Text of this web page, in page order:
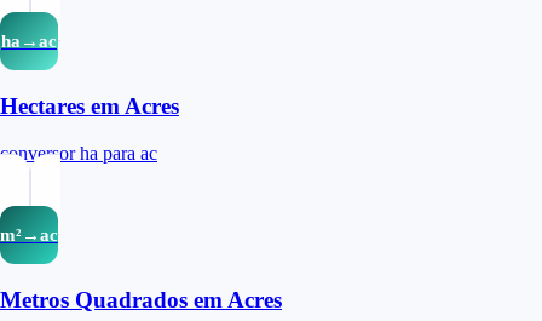
ha→ac
Hectares em Acres
conversor ha para ac
m²→ac
Metros Quadrados em Acres